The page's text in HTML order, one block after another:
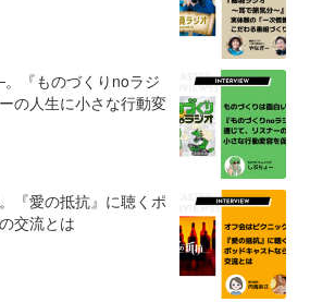
『ものづくりnoラジ
の人生に小さな行動変
『愛の抵抗』に聴くポ
交流とは